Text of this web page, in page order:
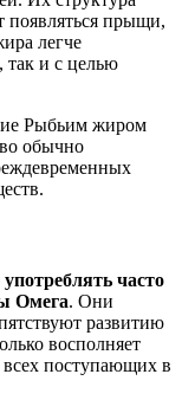
появляться прыщи,
легче
так и с целью
Рыбьим жиром
обычно
часто
Омега. Они
развитию
восполняет
поступающих в